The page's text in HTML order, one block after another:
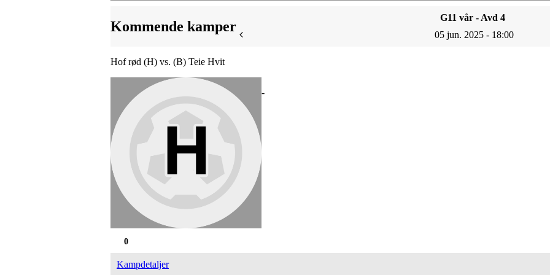
Kommende kamper
G11 vår - Avd 4
05 jun. 2025 - 18:00
Hof rød (H) vs. (B) Teie Hvit
-
0
Kampdetaljer